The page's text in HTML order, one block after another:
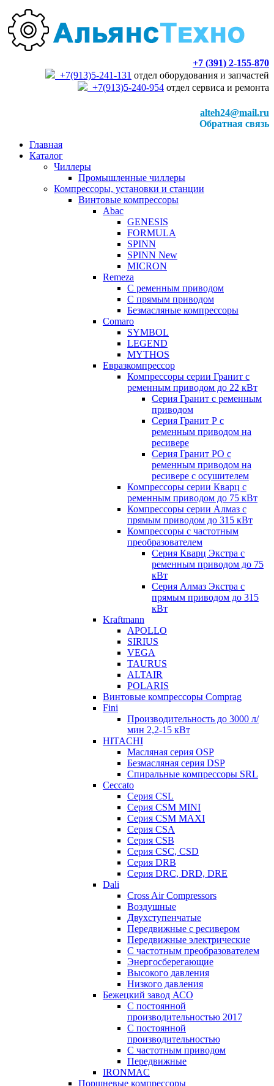
+7 (391) 2-155-870
+7(913)5-241-131 отдел оборудования и запчастей
+7(913)5-240-954 отдел сервиса и ремонта
alteh24@mail.ru
Обратная связь
Главная
Каталог
Чиллеры
Промышленные чиллеры
Компрессоры, установки и станции
Винтовые компрессоры
Abac
GENESIS
FORMULA
SPINN
SPINN New
MICRON
Remeza
С ременным приводом
С прямым приводом
Безмасляные компрессоры
Comaro
SYMBOL
LEGEND
MYTHOS
Евразкомпрессор
Компрессоры серии Гранит с
ременным приводом до 22 кВт
Серия Гранит с ременным
приводом
Серия Гранит Р с
ременным приводом на
ресивере
Серия Гранит РО с
ременным приводом на
ресивере с осушителем
Компрессоры серии Кварц с
ременным приводом до 75 кВт
Компрессоры серии Алмаз с
прямым приводом до 315 кВт
Компрессоры с частотным
преобразователем
Серия Кварц Экстра с
ременным приводом до 75
кВт
Серия Алмаз Экстра с
прямым приводом до 315
кВт
Kraftmann
APOLLO
SIRIUS
VEGA
TAURUS
ALTAIR
POLARIS
Винтовые компрессоры Comprag
Fini
Производительность до 3000 л/
мин 2,2-15 кВт
HITACHI
Масляная серия OSP
Безмасляная серия DSP
Спиральные компрессоры SRL
Ceccato
Серия CSL
Серия CSM MINI
Серия CSM MAXI
Серия CSA
Серия CSB
Серия CSC, CSD
Серия DRB
Серия DRC, DRD, DRE
Dali
Cross Air Compressors
Воздушные
Двухступенчатые
Передвижные с ресивером
Передвижные электрические
С частотным преобразователем
Энергосберегающие
Высокого давления
Низкого давления
Бежецкий завод АСО
C постоянной
производительностью 2017
C постоянной
производительностью
С частотным приводом
Передвижные
IRONMAC
Поршневые компрессоры